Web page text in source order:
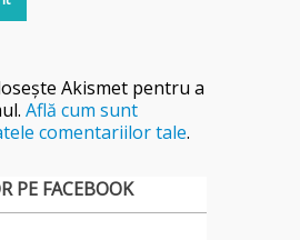
Akismet pentru a
Află cum sunt
comentariilor tale.
PE FACEBOOK